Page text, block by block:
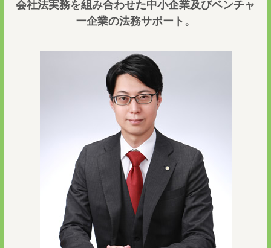
会社法実務を組み合わせた中小企業及びベンチャ
ー企業の法務サポート。